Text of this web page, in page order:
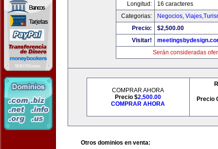
Longitud:
16 caracteres
Categorias:
Negocios,
Precio:
$2,500.00
Visitar!
Serán consideradas
COMPRAR AHORA
Precio $2,500.00
COMPRAR AHORA
Precio
Otros dominios en venta: